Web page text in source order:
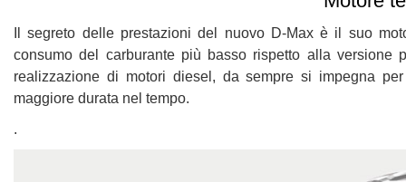
Il segreto delle prestazioni del nuovo D-Max è il suo
consumo del carburante più basso rispetto alla versione
realizzazione di motori diesel, da sempre si impegna
maggiore durata nel tempo.
.
di
questi
strumenti
tracciamento